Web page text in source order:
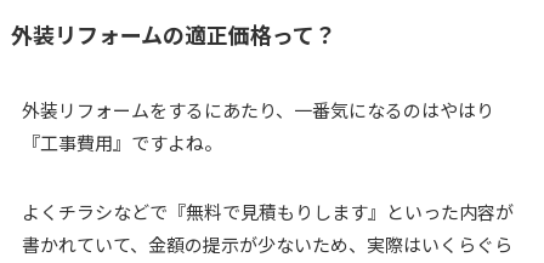
外装リフォームの適正価格って？
外装リフォームをするにあたり、一番気になるのはやはり
『工事費用』ですよね。
よくチラシなどで『無料で見積もりします』といった内容が
書かれていて、金額の提示が少ないため、実際はいくらぐら